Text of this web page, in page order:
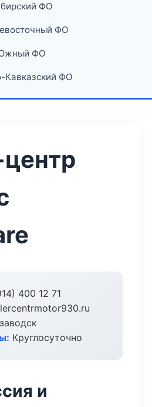
ФО
ФО
ФО
Кавказский ФО
400 12 71
Круглосуточно
и